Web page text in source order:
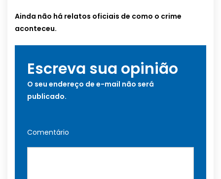
Ainda não há relatos oficiais de como o crime
aconteceu.
Escreva sua opinião
O seu endereço de e-mail não será
publicado.
Comentário